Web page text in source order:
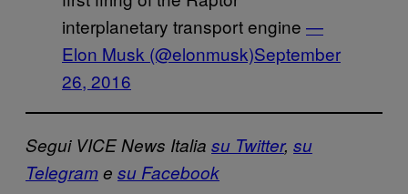
interplanetary transport engine —
Elon Musk (@elonmusk)September
26, 2016
Segui VICE News Italia su Twitter, su
Telegrame su Facebook